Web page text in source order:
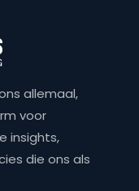
allemaal,
voor
insights,
die ons als